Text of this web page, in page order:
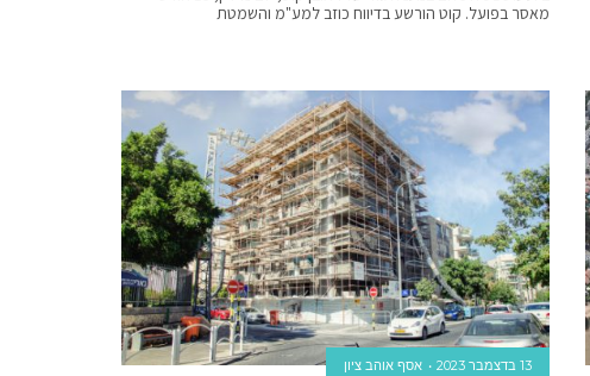
מאסר בפועל. קוט הורשע בדיווח כוזב למע"מ והשמטת
13 בדצמבר 2023 אסף אוהב ציון